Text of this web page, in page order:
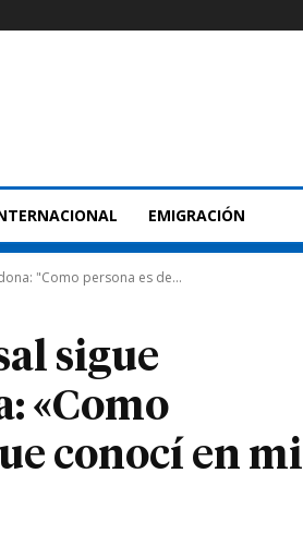
EMIGRACIÓN
"Como persona es de...
sigue
«Como
conocí en mi